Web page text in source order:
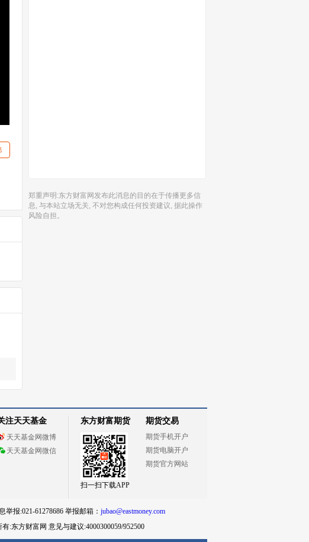
郑重声明:东方财富网发布此消息的目的在于传播更多信
息, 与本站立场无关, 不对您构成任何投资建议, 据此操作
风险自担。
注天天基金
天天基金网微博
天天基金网微信
东方财富期货
扫一扫下载APP
期货交易
期货手机开户
期货电脑开户
期货官方网站
报:021-61278686 举报邮箱： jubao@eastmoney.com
:东方财富网 意见与建议:4000300059/952500